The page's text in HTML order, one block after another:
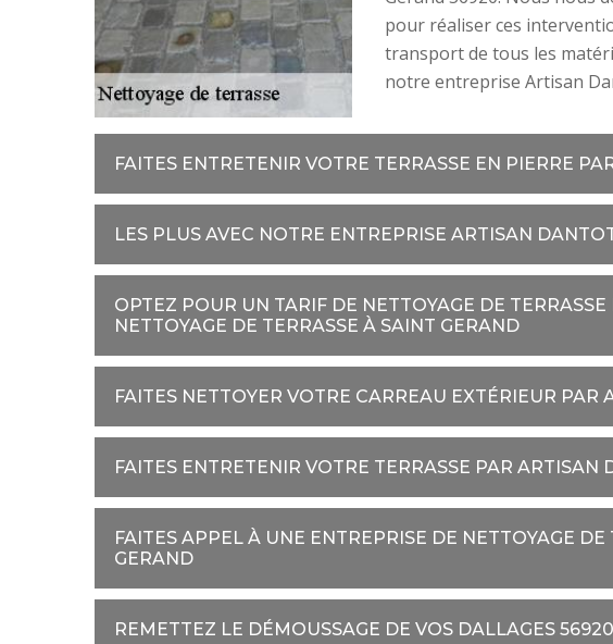
pour réaliser ces
transport de tous les
notre entreprise Artisan
FAITES ENTRETENIR VOTRE TERRASSE EN PIERRE
LES PLUS AVEC NOTRE ENTREPRISE ARTISAN
OPTEZ POUR UN TARIF DE NETTOYAGE DE
NETTOYAGE DE TERRASSE À SAINT GERAND
FAITES NETTOYER VOTRE CARREAU EXTÉRIEUR PAR
FAITES ENTRETENIR VOTRE TERRASSE PAR ARTISAN
FAITES APPEL À UNE ENTREPRISE DE NETTOYAGE DE
GERAND
REMETTEZ LE DÉMOUSSAGE DE VOS DALLAGES